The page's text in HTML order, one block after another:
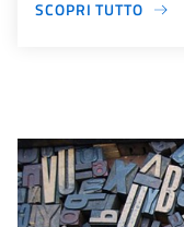
SCOPRI TUTTO